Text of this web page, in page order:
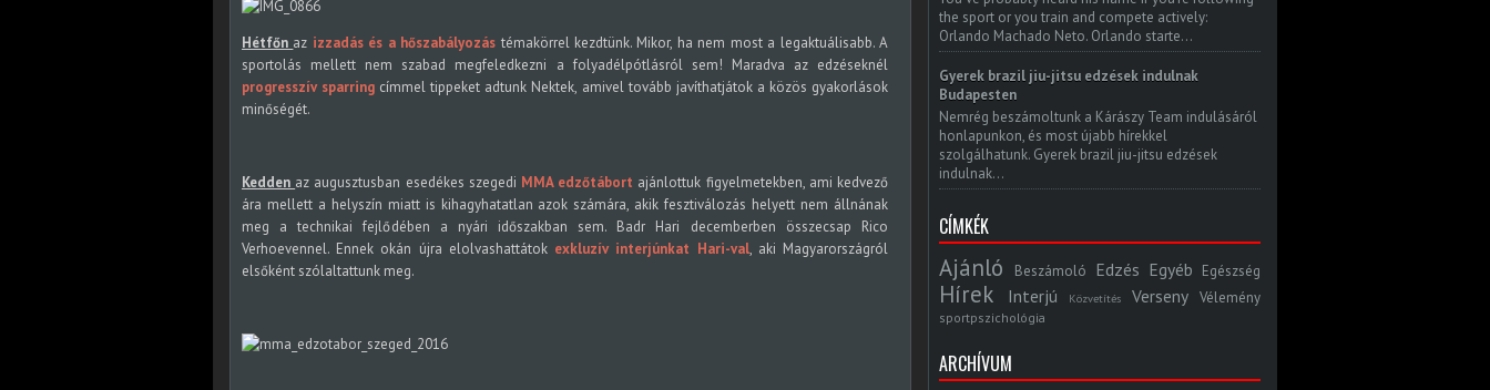
Hétfőn az izzadás és a hőszabályozás témakörrel kezdtünk. Mikor, ha nem most a legaktuálisabb. A
sportolás mellett nem szabad megfeledkezni a folyadélpótlásról sem! Maradva az edzéseknél
progresszív sparring címmel tippeket adtunk Nektek, amivel tovább javíthatjátok a közös gyakorlások
minőségét.
Kedden az augusztusban esedékes szegedi MMA edzőtábort ajánlottuk figyelmetekben, ami kedvező
ára mellett a helyszín miatt is kihagyhatatlan azok számára, akik fesztiválozás helyett nem állnának
meg a technikai fejlődében a nyári időszakban sem. Badr Hari decemberben összecsap Rico
Verhoevennel. Ennek okán újra elolvashattátok exkluzív interjúnkat Hari-val, aki Magyarországról
elsőként szólaltattunk meg.
the sport or you train and compete actively:
Orlando Machado Neto. Orlando starte...
Gyerek brazil jiu-jitsu edzések indulnak
Budapesten
Nemrég beszámoltunk a Kárászy Team indulásáról
honlapunkon, és most újabb hírekkel
szolgálhatunk. Gyerek brazil jiu-jitsu edzések
indulnak...
CÍMKÉK
Ajánló Beszámoló Edzés Egyéb Egészség
Hírek Interjú Közvetítés Verseny Vélemény
sportpszichológia
ARCHÍVUM